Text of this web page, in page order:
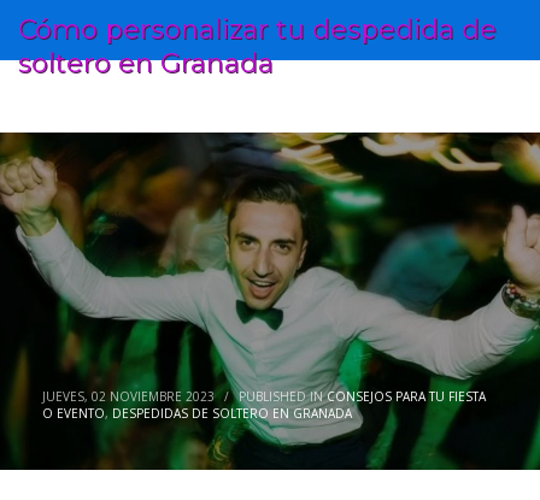
Cómo personalizar tu despedida de
soltero en Granada
JUEVES, 02 NOVIEMBRE 2023 / PUBLISHED INCONSEJOS PARA TU FIESTA
O EVENTO, DESPEDIDAS DE SOLTERO EN GRANADA